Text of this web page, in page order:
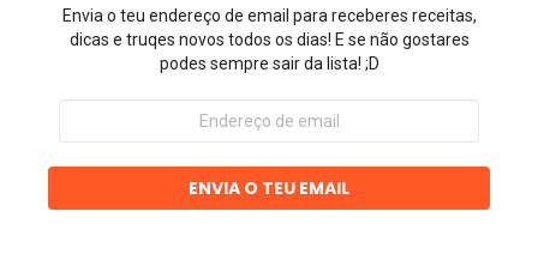
Envia o teu endereço de email para receberes receitas,
dicas e truqes novos todos os dias! E se não gostares
podes sempre sair da lista! ;D
Endereço
email
ENVIA O TEU EMAIL